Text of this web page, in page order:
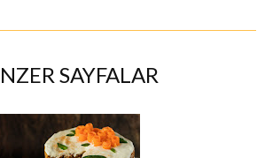
SAYFALAR